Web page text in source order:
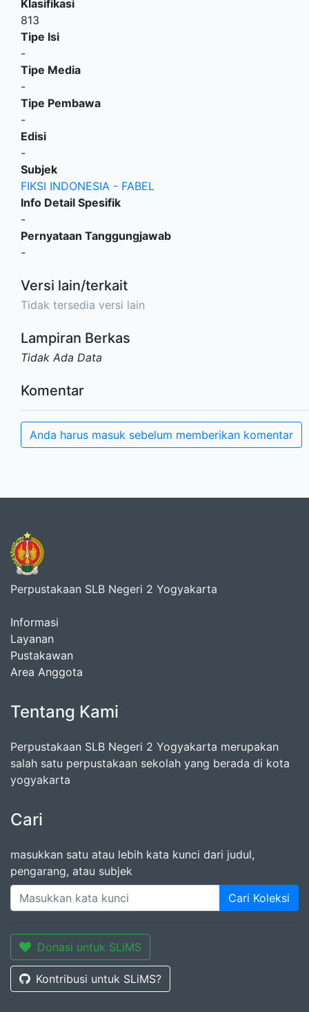
Klasifikasi
813
Tipe Isi
-
Tipe Media
-
Tipe Pembawa
-
Edisi
-
Subjek
FIKSI INDONESIA - FABEL
Info Detail Spesifik
-
Pernyataan Tanggungjawab
-
Versi lain/terkait
Tidak tersedia versi lain
Lampiran Berkas
Tidak Ada Data
Komentar
Anda harus masuk sebelum memberikan komentar
Perpustakaan SLB Negeri 2 Yogyakarta
Informasi
Layanan
Pustakawan
Area Anggota
Tentang Kami
Perpustakaan SLB Negeri 2 Yogyakarta merupakan
salah satu perpustakaan sekolah yang berada di kota
yogyakarta
Cari
masukkan satu atau lebih kata kunci dari judul,
pengarang, atau subjek
Cari Koleksi
Donasi untuk SLiMS
Kontribusi untuk SLiMS?